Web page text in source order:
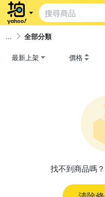
全部分類
最新上架 價格
找不到商品嗎